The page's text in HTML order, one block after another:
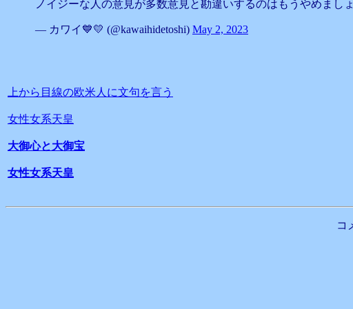
ノイジーな人の意見が多数意見と勘違いするのはもうやめまし
— カワイ💙💛 (@kawaihidetoshi) May 2, 2023
上から目線の欧米人に文句を言う
女性女系天皇
大御心と大御宝
女性女系天皇
コ